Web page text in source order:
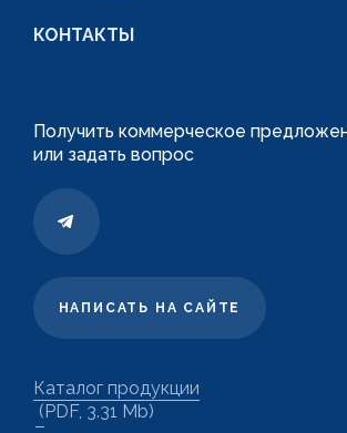
КОНТАКТЫ
Получить коммерческое
или задать вопрос
НАПИСАТЬ НА САЙТЕ
Каталог продукции
(PDF, 3.31 Mb)